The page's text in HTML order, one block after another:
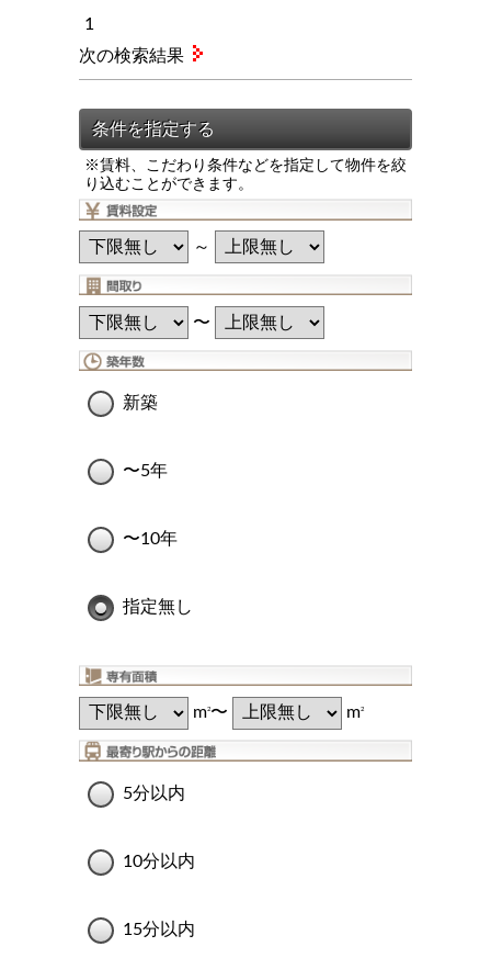
1
※賃料、こだわり条件などを指定して物件を絞
り込むことができます。
～
〜
新築
〜5年
〜10年
指定無し
m2〜 m2
5分以内
10分以内
15分以内